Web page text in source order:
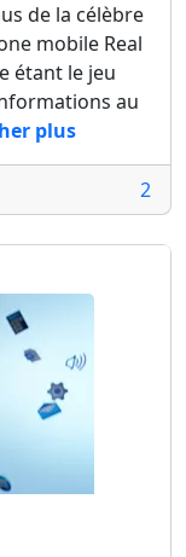
de la célèbre
mobile Real
étant le jeu
au
plus
2